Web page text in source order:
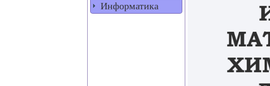
Информатика